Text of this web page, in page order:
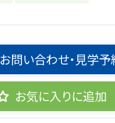
お問い合わせ・見学予
お気に入りに追加